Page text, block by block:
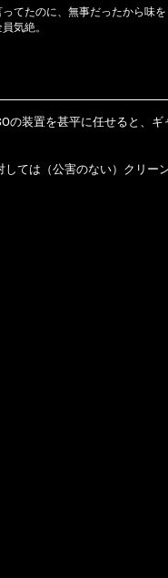
てたのに、無事だったから味
気絶。
装置を甚平に任せると、
ては（公害のない）クリー